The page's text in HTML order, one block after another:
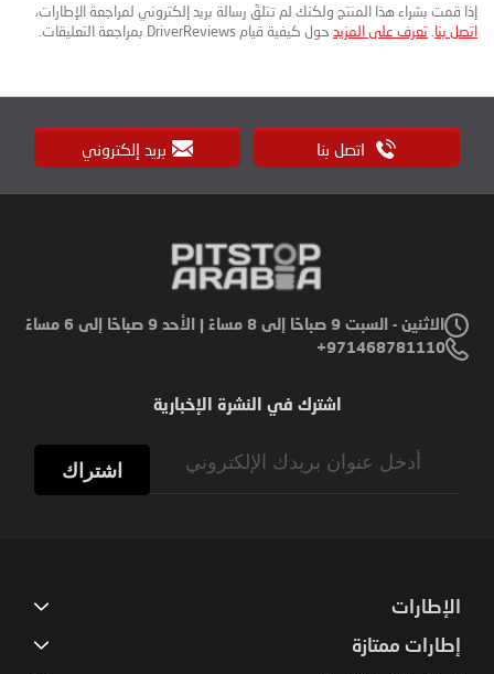
إذا قمت بشراء هذا المنتج ولكنك لم تتلقَ رسالة بريد إلكتروني لمراجعة الإطارات،
اتصل بنا تعرف على المزيد حول كيفية قيام DriverReviews بمراجعة التعليقات.
اتصل بنا بريد إلكتروني
الاثنين - السبت 9 صباحًا إلى 8 مساءً | الأحد 9 صباحًا إلى 6 مساءً
971468781110+
اشترك في النشرة الإخبارية
اشتراك
الإطارات
إطارات ممتازة